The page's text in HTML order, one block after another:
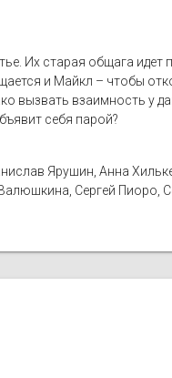
Их старая общага идет
и Майкл – чтобы
вызвать взаимность у
себя парой?
Ярушин, Анна
Сергей Пиоро,